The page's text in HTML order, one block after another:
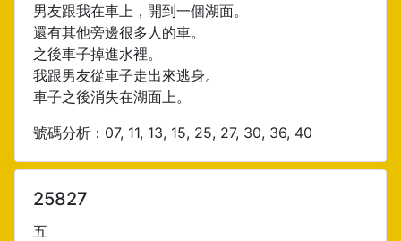
男友跟我在車上，開到一個湖面。
還有其他旁邊很多人的車。
之後車子掉進水裡。
我跟男友從車子走出來逃身。
車子之後消失在湖面上。
號碼分析：07, 11, 13, 15, 25, 27, 30, 36, 40
25827
五